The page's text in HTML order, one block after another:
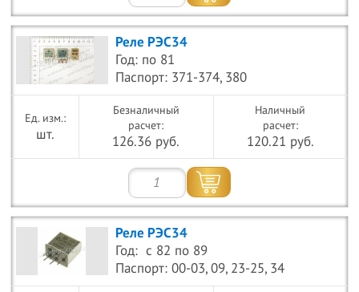
Реле РЭС34
Год: по 81
Паспорт: 371-374, 380
шт.
Безналичный
расчет:
126.36 руб.
Наличный
расчет:
120.21 руб.
Реле РЭС34
Год: с 82 по 89
Паспорт: 00-03, 09, 23-25, 34